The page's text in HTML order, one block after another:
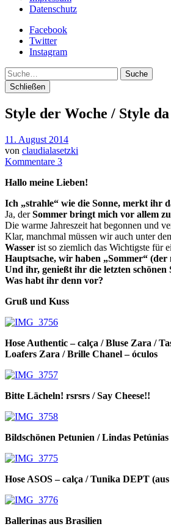
Datenschutz
Facebook
Twitter
Instagram
Suche
Schließen
Style der Woche / Style da
11. August 2014
von claudialasetzki
Kommentare 3
Hallo meine Lieben!
Ich „strahle“ wie die Sonne, merkt ihr
Ja, derSommer bringt mich vor allem
Die warme Jahreszeit hat begonnen und
Klar, manchmal müssen wir auch unter
Wasser ist so ziemlich das Wichtigste für
Hauptsache, wir haben „Sommer“
Und ihr, genießt ihr die letzten schönen
Was habt ihr denn vor?
Gruß und Kuss
Hose Authentic – calça / Bluse Zara /
Loafers Zara / Brille Chanel – óculos
Bitte Lächeln! rsrsrs / Say Cheese!!
Bildschönen Petunien / Lindas Petúnias
Hose ASOS – calça / Tunika DEPT
Ballerinas aus Brasilien